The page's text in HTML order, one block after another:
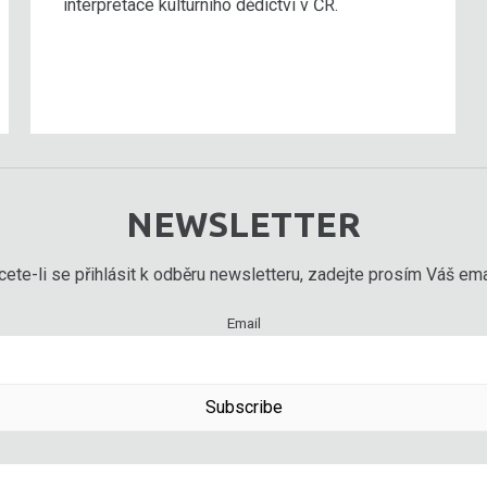
interpretace kulturního dědictví v ČR.
NEWSLETTER
li se přihlásit k odběru newsletteru, zadejte prosím Váš
Email
Subscribe